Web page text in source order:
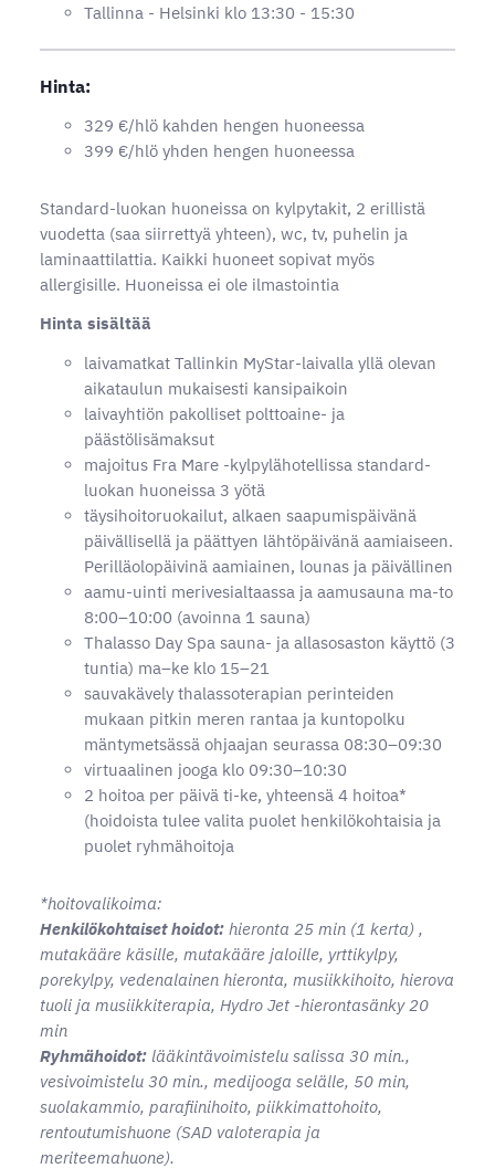
Tallinna - Helsinki klo 13:30 - 15:30
Hinta:
329 €/hlö kahden hengen huoneessa
399 €/hlö yhden hengen huoneessa
Standard-luokan huoneissa on kylpytakit, 2 erillistä
vuodetta (saa siirrettyä yhteen), wc, tv, puhelin ja
laminaattilattia. Kaikki huoneet sopivat myös
allergisille. Huoneissa ei ole ilmastointia
Hinta sisältää
laivamatkat Tallinkin MyStar-laivalla yllä olevan
aikataulun mukaisesti kansipaikoin
laivayhtiön pakolliset polttoaine- ja
päästölisämaksut
majoitus Fra Mare -kylpylähotellissa standard-
luokan huoneissa 3 yötä
täysihoitoruokailut, alkaen saapumispäivänä
päivällisellä ja päättyen lähtöpäivänä aamiaiseen.
Perilläolopäivinä aamiainen, lounas ja päivällinen
aamu-uinti merivesialtaassa ja aamusauna ma-to
8:00–10:00 (avoinna 1 sauna)
Thalasso Day Spa sauna- ja allasosaston käyttö (3
tuntia) ma–ke klo 15–21
sauvakävely thalassoterapian perinteiden
mukaan pitkin meren rantaa ja kuntopolku
mäntymetsässä ohjaajan seurassa 08:30–09:30
virtuaalinen jooga klo 09:30–10:30
2 hoitoa per päivä ti-ke, yhteensä 4 hoitoa*
(hoidoista tulee valita puolet henkilökohtaisia ja
puolet ryhmähoitoja
*hoitovalikoima:
Henkilökohtaiset hoidot: hieronta 25 min (1 kerta) ,
mutakääre käsille, mutakääre jaloille, yrttikylpy,
porekylpy, vedenalainen hieronta, musiikkihoito, hierova
tuoli ja musiikkiterapia, Hydro Jet -hierontasänky 20
min
Ryhmähoidot: lääkintävoimistelu salissa 30 min.,
vesivoimistelu 30 min., medijooga selälle, 50 min,
suolakammio, parafiinihoito, piikkimattohoito,
rentoutumishuone (SAD valoterapia ja
meriteemahuone).